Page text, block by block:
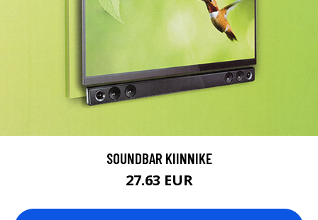
SOUNDBAR KIINNIKE
27.63 EUR